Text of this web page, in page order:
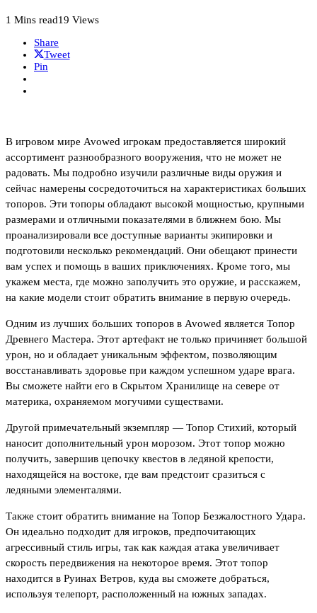
1 Mins read19 Views
Share
Tweet
Pin
В игровом мире Avowed игрокам предоставляется широкий
ассортимент разнообразного вооружения, что не может не
радовать. Мы подробно изучили различные виды оружия и
сейчас намерены сосредоточиться на характеристиках больших
топоров. Эти топоры обладают высокой мощностью, крупными
размерами и отличными показателями в ближнем бою. Мы
проанализировали все доступные варианты экипировки и
подготовили несколько рекомендаций. Они обещают принести
вам успех и помощь в ваших приключениях. Кроме того, мы
укажем места, где можно заполучить это оружие, и расскажем,
на какие модели стоит обратить внимание в первую очередь.
Одним из лучших больших топоров в Avowed является Топор
Древнего Мастера. Этот артефакт не только причиняет большой
урон, но и обладает уникальным эффектом, позволяющим
восстанавливать здоровье при каждом успешном ударе врага.
Вы сможете найти его в Скрытом Хранилище на севере от
материка, охраняемом могучими существами.
Другой примечательный экземпляр — Топор Стихий, который
наносит дополнительный урон морозом. Этот топор можно
получить, завершив цепочку квестов в ледяной крепости,
находящейся на востоке, где вам предстоит сразиться с
ледяными элементалями.
Также стоит обратить внимание на Топор Безжалостного Удара.
Он идеально подходит для игроков, предпочитающих
агрессивный стиль игры, так как каждая атака увеличивает
скорость передвижения на некоторое время. Этот топор
находится в Руинах Ветров, куда вы сможете добраться,
используя телепорт, расположенный на южных западах.